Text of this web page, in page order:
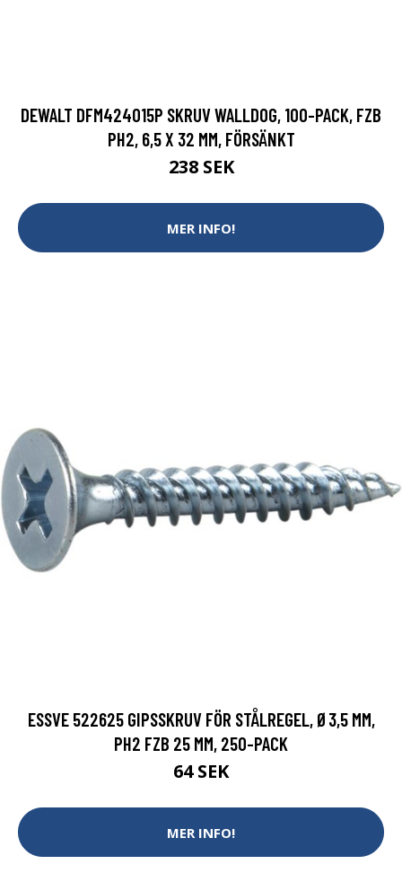
DEWALT DFM424015P SKRUV WALLDOG, 100-PACK, FZB
PH2, 6,5 X 32 MM, FÖRSÄNKT
238 SEK
MER INFO!
ESSVE 522625 GIPSSKRUV FÖR STÅLREGEL, Ø3,5 MM,
PH2 FZB 25 MM, 250-PACK
64 SEK
MER INFO!